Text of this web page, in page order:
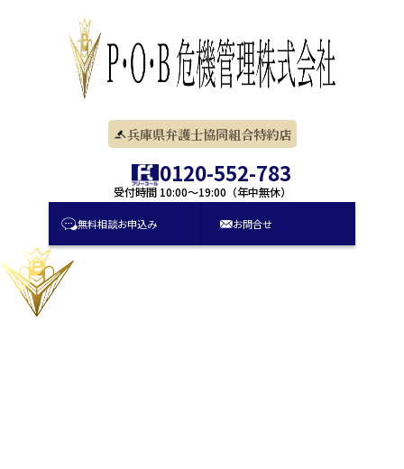
兵庫県弁護士協同組合特約店
0120-552-783
受付時間 10:00〜19:00（年中無休）
無料相談お申込み お問合せ